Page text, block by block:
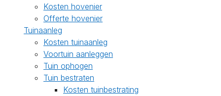
Kosten hovenier
Offerte hovenier
Tuinaanleg
Kosten tuinaanleg
Voortuin aanleggen
Tuin ophogen
Tuin bestraten
Kosten tuinbestrating